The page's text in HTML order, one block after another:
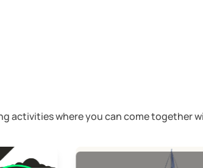
where you can come together